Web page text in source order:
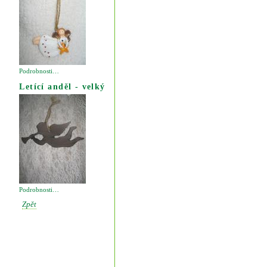
Podrobnosti…
Letící anděl - velký
Podrobnosti…
Zpět